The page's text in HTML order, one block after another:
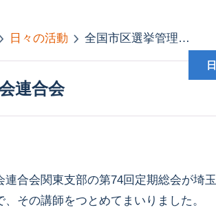
日々の活動 全国市区選挙管理委員会連合会
連合会
合会関東支部の第74回定期総会が埼玉
その講師をつとめてまいりました。